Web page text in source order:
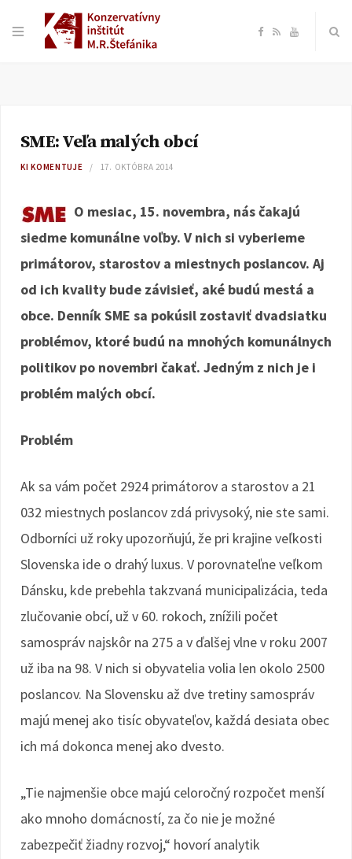
F
o
R Y
e
SME: Veľa malých obcí
KI KOMENTUJE 17. OKTÓBRA 2014
O mesiac, 15. novembra, nás čakajú
siedme komunálne voľby. V nich si vyberieme
primátorov, starostov a miestnych poslancov. Aj
od ich kvality bude závisieť, aké budú mestá a
obce. Denník SME sa pokúsil zostaviť dvadsiatku
problémov, ktoré budú na mnohých komunálnych
politikov po novembri čakať. Jedným z nich je i
problém malých obcí.
Problém
Ak sa vám počet 2924 primátorov a starostov a 21
032 miestnych poslancov zdá privysoký, nie ste sami.
Odborníci už roky upozorňujú, že pri krajine veľkosti
Slovenska ide o drahý luxus. V porovnateľne veľkom
Dánsku, kde prebehla takzvaná municipalizácia, teda
zlučovanie obcí, už v 60. rokoch, znížili počet
samospráv najskôr na 275 a v ďalšej vlne v roku 2007
už iba na 98. V nich si obyvatelia volia len okolo 2500
poslancov. Na Slovensku až dve tretiny samospráv
majú menej ako tisíc obyvateľov, každá desiata obec
ich má dokonca menej ako dvesto.
„Tie najmenšie obce majú celoročný rozpočet menší
ako mnoho domácností, za čo nie je možné
zabezpečiť žiadny rozvoj,“ hovorí analytik